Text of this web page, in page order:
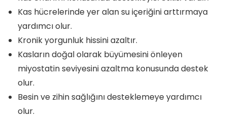
Kas hücrelerinde yer alan su içeriğini arttırmaya
yardımcı olur.
Kronik yorgunluk hissini azaltır.
Kasların doğal olarak büyümesini önleyen
miyostatin seviyesini azaltma konusunda destek
olur.
Besin ve zihin sağlığını desteklemeye yardımcı
olur.